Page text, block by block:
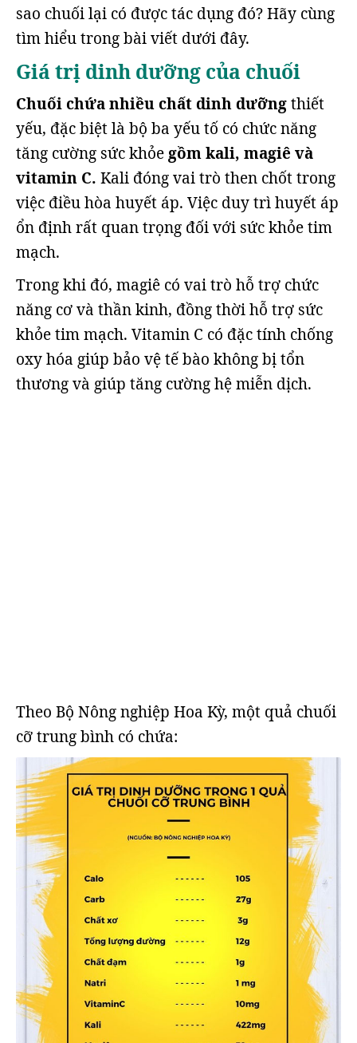
sao chuối lại có được tác dụng đó? Hãy cùng
tìm hiểu trong bài viết dưới đây.
Giá trị dinh dưỡng của chuối
Chuối chứa nhiều chất dinh dưỡngthiết
yếu, đặc biệt là bộ ba yếu tố có chức năng
tăng cường sức khỏe gồmkali, magiê và
vitamin C. Kali đóng vai trò then chốt trong
việc điều hòa huyết áp. Việc duy trì huyết áp
ổn định rất quan trọng đối với sức khỏe tim
mạch.
Trong khi đó, magiê có vai trò hỗ trợ chức
năng cơ và thần kinh, đồng thời hỗ trợ sức
khỏe tim mạch. Vitamin C có đặc tính chống
oxy hóa giúp bảo vệ tế bào không bị tổn
thương và giúp tăng cường hệ miễn dịch.
Theo Bộ Nông nghiệp Hoa Kỳ, một quả chuối
cỡ trung bình có chứa: